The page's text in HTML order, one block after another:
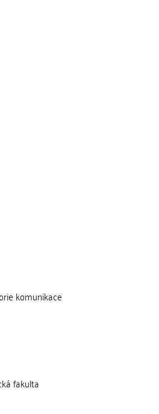
komunikace
fakulta